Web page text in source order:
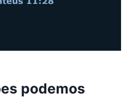
podemos